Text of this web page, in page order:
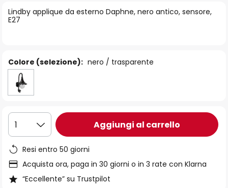
immagini
Lindby applique da esterno Daphne, nero antico, sensore,
E27
Colore (selezione): nero / trasparente
1 Aggiungi al carrello
Resi entro 50 giorni
Acquista ora, paga in 30 giorni o in 3 rate con Klarna
“Eccellente” su Trustpilot